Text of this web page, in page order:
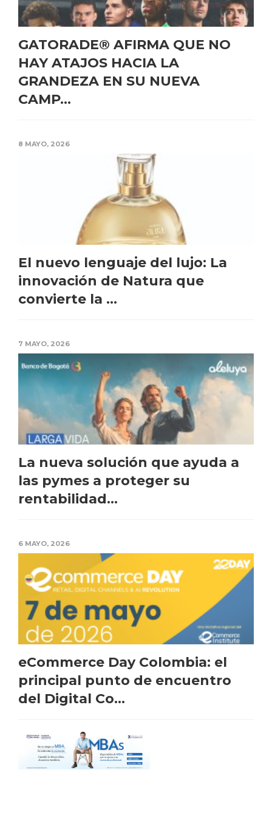
GATORADE® AFIRMA QUE NO
HAY ATAJOS HACIA LA
GRANDEZA EN SU NUEVA
CAMP...
8 MAYO, 2026
El nuevo lenguaje del lujo: La
innovación de Natura que
convierte la ...
7 MAYO, 2026
La nueva solución que ayuda a
las pymes a proteger su
rentabilidad...
6 MAYO, 2026
eCommerce Day Colombia: el
principal punto de encuentro
del Digital Co...